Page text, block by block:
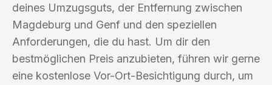
deines Umzugsguts, der Entfernung zwischen
Magdeburg und Genf und den speziellen
Anforderungen, die du hast. Um dir den
bestmöglichen Preis anzubieten, führen wir gerne
eine kostenlose Vor-Ort-Besichtigung durch, um